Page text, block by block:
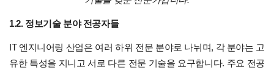
1.2. 정보기술 분야 전공자들
IT 엔지니어링 산업은 여러 하위 전문 분야로 나뉘며, 각 분야는 고
유한 특성을 지니고 서로 다른 전문 기술을 요구합니다. 주요 전공